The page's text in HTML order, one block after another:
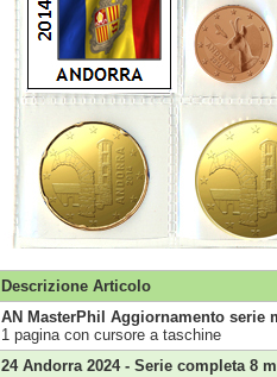
Descrizione Articolo
AN MasterPhil Aggiornamento serie
1 pagina con cursore a taschine
24 Andorra 2024 - Serie completa 8